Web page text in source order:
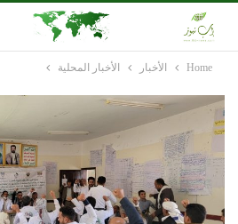
Home الأخبار الأخبار المحلية